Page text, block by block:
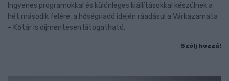
Ingyenes programokkal és különleges kiállításokkal készülnek a
hét második felére, a hőségriadó idején ráadásul a Várkazamata
– Kőtár is díjmentesen látogatható.
Szólj hozzá!